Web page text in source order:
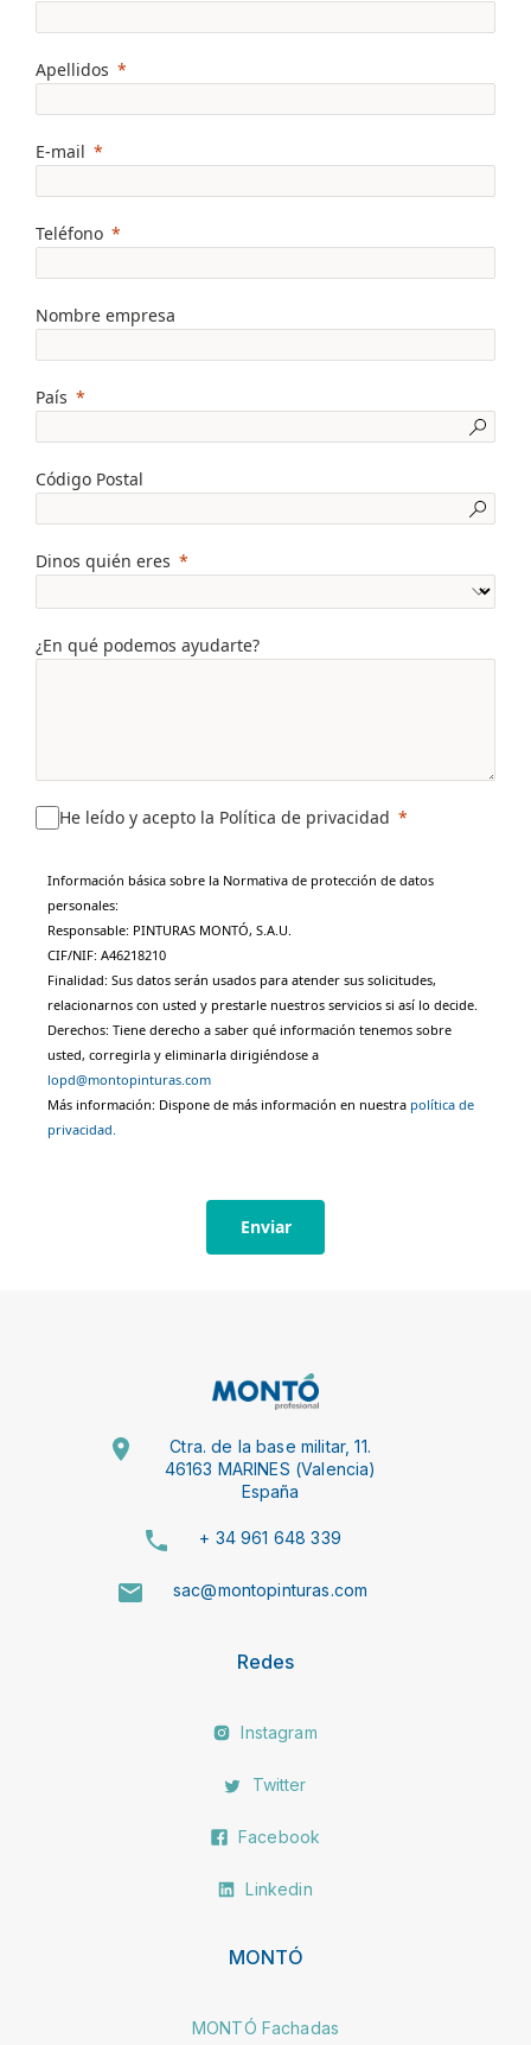
Apellidos
E-mail
Teléfono
Nombre empresa
País
Código Postal
Dinos quién eres
¿En qué podemos ayudarte?
He leído y acepto la Política de privacidad
Información básica sobre la Normativa de protección de datos
personales:
Responsable: PINTURAS MONTÓ, S.A.U.
CIF/NIF: A46218210
Finalidad: Sus datos serán usados para atender sus solicitudes,
relacionarnos con usted y prestarle nuestros servicios si así lo decide.
Derechos: Tiene derecho a saber qué información tenemos sobre
usted, corregirla y eliminarla dirigiéndose a
lopd@montopinturas.com
Más información: Dispone de más información en nuestra política de
privacidad.
Enviar
Ctra. de la base militar, 11.
46163 MARINES (Valencia)
España
+ 34 961 648 339
sac@montopinturas.com
Redes
Instagram
Twitter
Facebook
Linkedin
MONTÓ
MONTÓ Fachadas